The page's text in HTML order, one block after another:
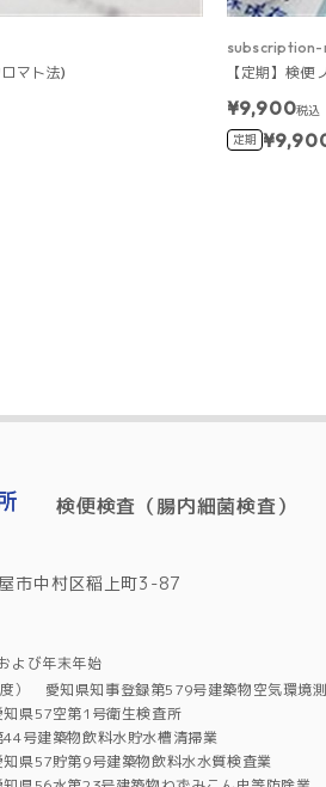
マト法)
【定期】検便
¥9,900税込
定期
検便検査（腸内細菌検査）
市中村区稲上町3-87
よび年末年始
） 愛知県知事登録第579号建築物空気環境
県57空第1号衛生検査所
号建築物飲料水貯水槽清掃業
県57貯第9号建築物飲料水水質検査業